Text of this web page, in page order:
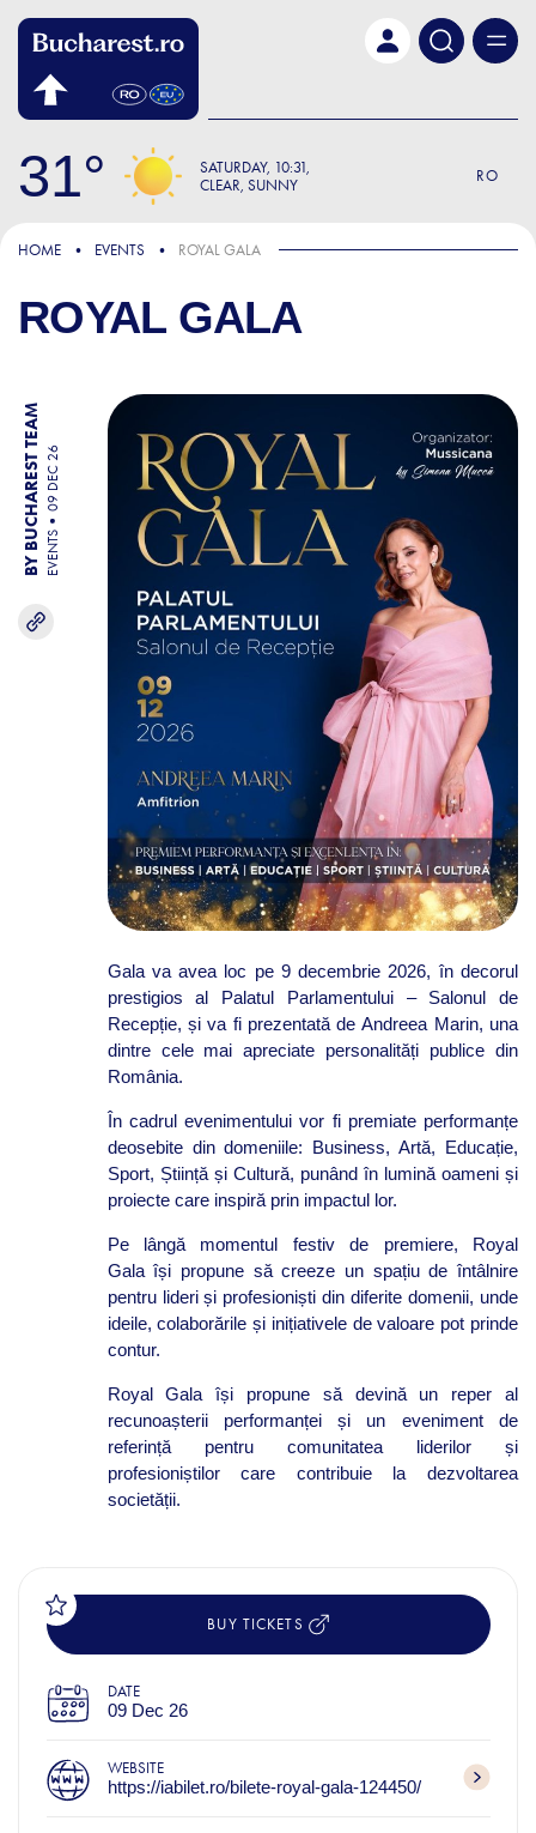
31 SATURDAY 10:31
CLEAR, SUNNY
RO
HOME EVENTS ROYAL GALA
ROYAL GALA
BY BUCHAREST TEAM EVENTS
09 DEC 26
Gala va avea loc pe 9 decembrie 2026, în decorul
prestigios al Palatul Parlamentului– Salonul de
Recepție, și va fi prezentată deAndreea Marin, una
dintre cele mai apreciate personalități publice din
România.
În cadrul evenimentului vor fi premiate performanțe
deosebite din domeniile: Business, Artă, Educație,
Sport, Știință și Cultură, punând în lumină oameni și
proiecte care inspiră prin impactul lor.
Pe lângă momentul festiv de premiere, Royal
Galaîși propune să creeze un spațiu de întâlnire
pentru lideri și profesioniști din diferite domenii, unde
ideile, colaborările și inițiativele de valoare pot prinde
contur.
Royal Gala își propune să devină un reper al
recunoașterii performanței și un eveniment de
referință pentru comunitatea liderilor și
profesioniștilor care contribuie la dezvoltarea
societății.
BUY TICKETS
DATE
09 Dec 26
WEBSITE
https://iabilet.ro/bilete-royal-gala-124450/